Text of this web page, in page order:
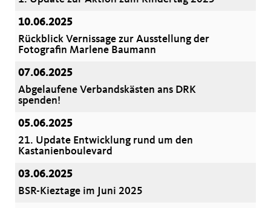
10.06.2025
Rückblick Vernissage zur Ausstellung der
Fotografin Marlene Baumann
07.06.2025
Abgelaufene Verbandskästen ans DRK
spenden!
05.06.2025
21. Update Entwicklung rund um den
Kastanienboulevard
03.06.2025
BSR-Kieztage im Juni 2025